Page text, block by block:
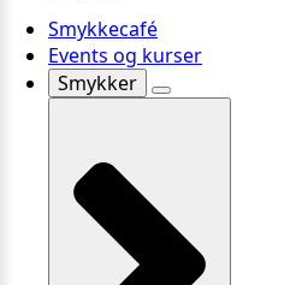
Smykkecafé
Events og kurser
Smykker